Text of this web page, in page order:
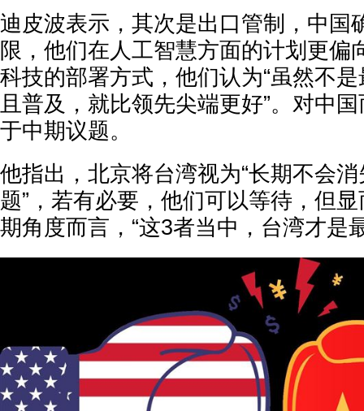
迪皮波表示，其次是出口管制，中国
限，他们在人工智慧方面的计划更偏
科技的部署方式，他们认为“虽然不
且普及，就比领先尖端更好”。对中
于中期议题。
他指出，北京将台湾视为“长期不会
题”，若有必要，他们可以等待，但
期角度而言，“这3者当中，台湾才是